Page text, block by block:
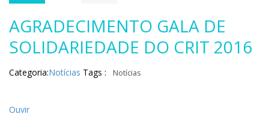
AGRADECIMENTO GALA DE
SOLIDARIEDADE DO CRIT 2016
Categoria:Notícias Tags : Notícias
Ouvir